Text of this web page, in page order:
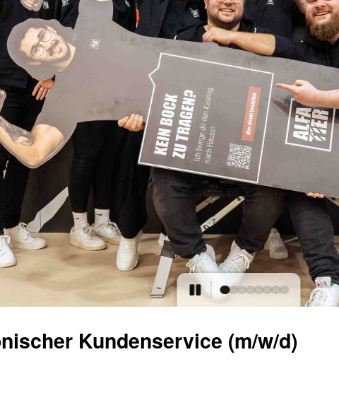
Kundenservice (m/w/d)